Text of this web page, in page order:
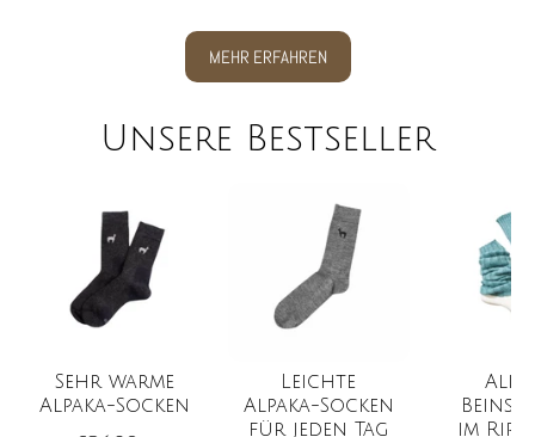
MEHR ERFAHREN
Unsere Bestseller
Sehr warme
Alpaka-Socken
Leichte
Alpaka-Socken
für jeden Tag
im